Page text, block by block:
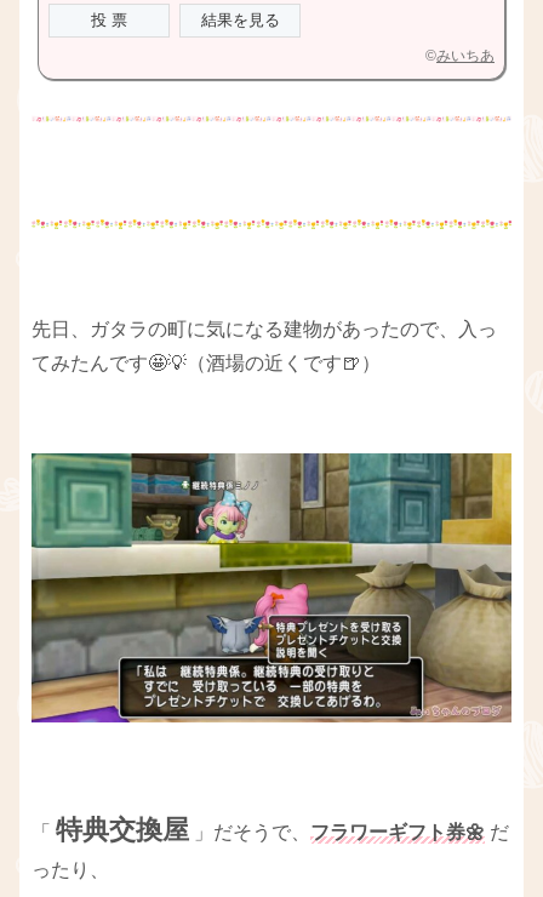
©みいちあ
先日、ガタラの町に気になる建物があったので、入っ
てみたんです🤩💡（酒場の近くです🍺）
「 特典交換屋 」だそうで、 フラワーギフト券🌼 だ
ったり、